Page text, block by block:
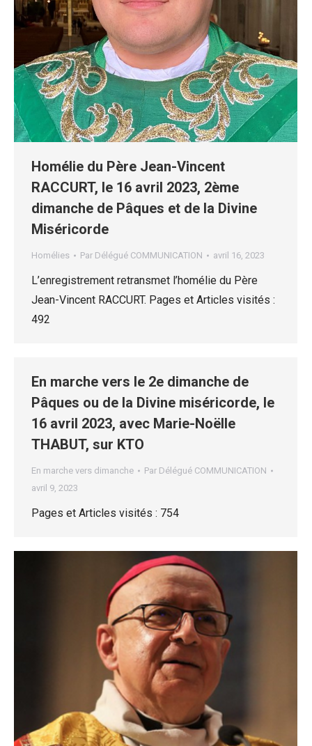
Homélie du Père Jean-Vincent
RACCURT, le 16 avril 2023, 2ème
dimanche de Pâques et de la Divine
Miséricorde
Homélies Par Délégué COMMUNICATION avril 16, 2023
L’enregistrement retransmet l’homélie du Père
Jean-Vincent RACCURT. Pages et Articles visités :
492
En marche vers le 2e dimanche de
Pâques ou de la Divine miséricorde, le
16 avril 2023, avec Marie-Noëlle
THABUT, sur KTO
En marche vers dimanche Par Délégué COMMUNICATION
avril 9, 2023
Pages et Articles visités : 754